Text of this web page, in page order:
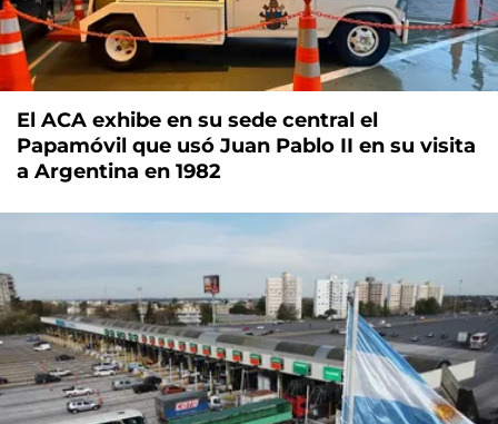
El ACA exhibe en su sede central el
Papamóvil que usó Juan Pablo II en su visita
a Argentina en 1982